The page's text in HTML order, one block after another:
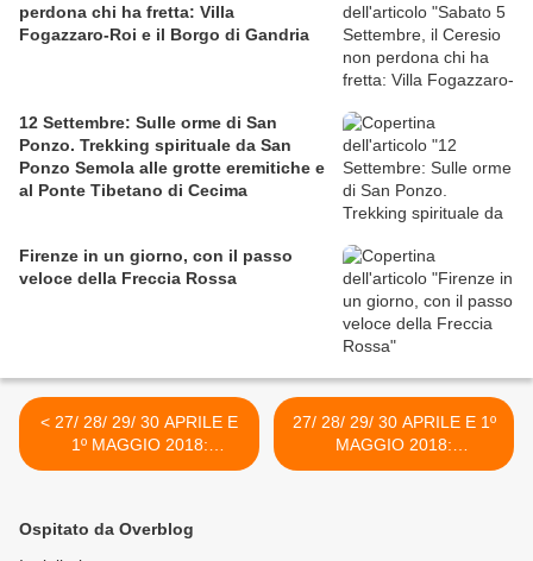
perdona chi ha fretta: Villa
Fogazzaro-Roi e il Borgo di Gandria
12 Settembre: Sulle orme di San
Ponzo. Trekking spirituale da San
Ponzo Semola alle grotte eremitiche e
al Ponte Tibetano di Cecima
Firenze in un giorno, con il passo
veloce della Freccia Rossa
< 27/ 28/ 29/ 30 APRILE E
1º MAGGIO 2018:
OPERAZIONE DRAGOON.
27/ 28/ 29/ 30 APRILE E 1º
MAGGIO 2018:
OPERAZIONE DRAGOON.
Ospitato da Overblog